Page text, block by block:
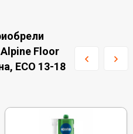
Floor
ЕСО 13-18